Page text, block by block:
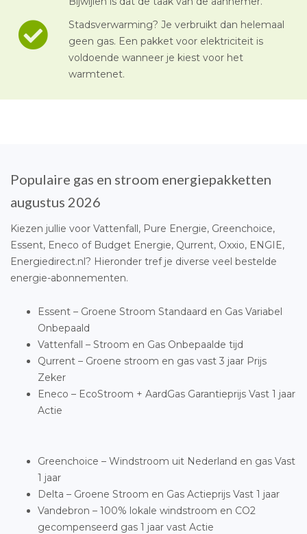
Stadsverwarming? Je verbruikt dan helemaal
geen gas. Een pakket voor elektriciteit is
voldoende wanneer je kiest voor het
warmtenet.
Populaire gas en stroom energiepakketten
augustus 2026
Kiezen jullie voor Vattenfall, Pure Energie, Greenchoice,
Essent, Eneco of Budget Energie, Qurrent, Oxxio, ENGIE,
Energiedirect.nl? Hieronder tref je diverse veel bestelde
energie-abonnementen.
Essent – Groene Stroom Standaard en Gas Variabel
Onbepaald
Vattenfall – Stroom en Gas Onbepaalde tijd
Qurrent – Groene stroom en gas vast 3 jaar Prijs
Zeker
Eneco – EcoStroom + AardGas Garantieprijs Vast 1 jaar
Actie
Greenchoice – Windstroom uit Nederland en gas Vast
1 jaar
Delta – Groene Stroom en Gas Actieprijs Vast 1 jaar
Vandebron – 100% lokale windstroom en CO2
gecompenseerd gas 1 jaar vast Actie